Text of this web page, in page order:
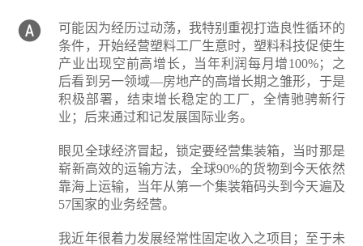
可能因为经历过动荡，我特别重视打造良性循环的
条件，开始经营塑料工厂生意时，塑料科技促使生
产业出现空前高增长，当年利润每月增100%；之
后看到另一领域—房地产的高增长期之雏形，于是
积极部署，结束增长稳定的工厂，全情驰骋新行
业；后来通过和记发展国际业务。
眼见全球经济冒起，锁定要经营集装箱，当时那是
崭新高效的运输方法，全球90%的货物到今天依然
靠海上运输，当年从第一个集装箱码头到今天遍及
57国家的业务经营。
我近年很着力发展经常性固定收入之项目；至于未